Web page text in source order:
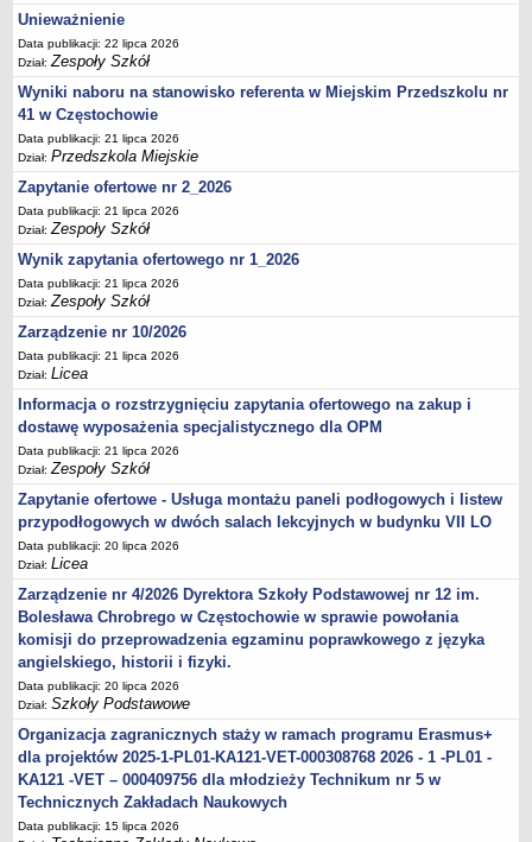
Unieważnienie
Data publikacji: 22 lipca 2026
Dział:Zespoły Szkół
Wyniki naboru na stanowisko referenta w Miejskim Przedszkolu nr
41 w Częstochowie
Data publikacji: 21 lipca 2026
Dział:Przedszkola Miejskie
Zapytanie ofertowe nr 2_2026
Data publikacji: 21 lipca 2026
Dział:Zespoły Szkół
Wynik zapytania ofertowego nr 1_2026
Data publikacji: 21 lipca 2026
Dział:Zespoły Szkół
Zarządzenie nr 10/2026
Data publikacji: 21 lipca 2026
Dział:Licea
Informacja o rozstrzygnięciu zapytania ofertowego na zakup i
dostawę wyposażenia specjalistycznego dla OPM
Data publikacji: 21 lipca 2026
Dział:Zespoły Szkół
Zapytanie ofertowe - Usługa montażu paneli podłogowych i listew
przypodłogowych w dwóch salach lekcyjnych w budynku VII LO
Data publikacji: 20 lipca 2026
Dział:Licea
Zarządzenie nr 4/2026 Dyrektora Szkoły Podstawowej nr 12 im.
Bolesława Chrobrego w Częstochowie w sprawie powołania
komisji do przeprowadzenia egzaminu poprawkowego z języka
angielskiego, historii i fizyki.
Data publikacji: 20 lipca 2026
Dział:Szkoły Podstawowe
Organizacja zagranicznych staży w ramach programu Erasmus+
dla projektów 2025-1-PL01-KA121-VET-000308768 2026 - 1 -PL01 -
KA121 -VET – 000409756 dla młodzieży Technikum nr 5 w
Technicznych Zakładach Naukowych
Data publikacji: 15 lipca 2026